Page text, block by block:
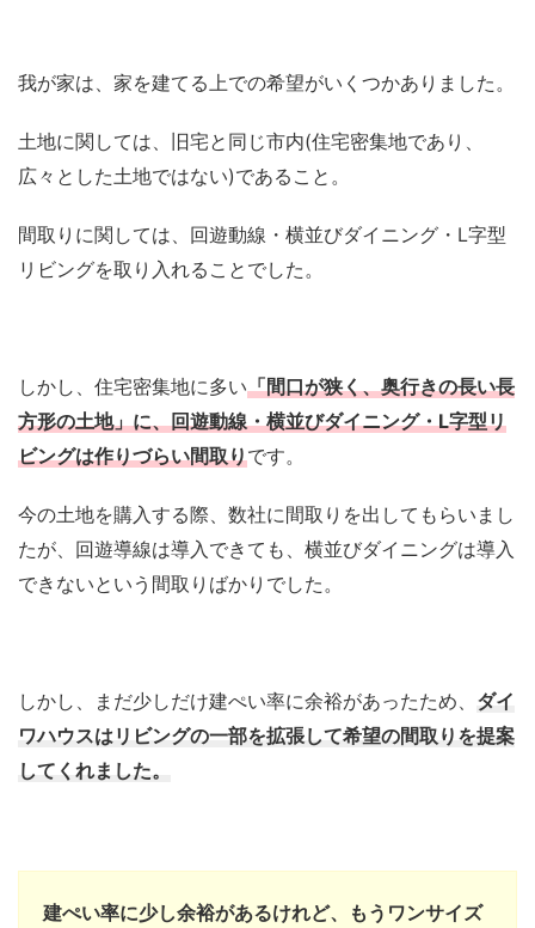
我が家は、家を建てる上での希望がいくつかありました。
土地に関しては、旧宅と同じ市内(住宅密集地であり、
広々とした土地ではない)であること。
間取りに関しては、回遊動線・横並びダイニング・L字型
リビングを取り入れることでした。
しかし、住宅密集地に多い「間口が狭く、奥行きの長い長
方形の土地」に、回遊動線・横並びダイニング・L字型リ
ビングは作りづらい間取りです。
今の土地を購入する際、数社に間取りを出してもらいまし
たが、回遊導線は導入できても、横並びダイニングは導入
できないという間取りばかりでした。
しかし、まだ少しだけ建ぺい率に余裕があったため、 ダイ
ワハウスはリビングの一部を拡張して希望の間取りを提案
してくれました。
建ぺい率に少し余裕があるけれど、もうワンサイズ